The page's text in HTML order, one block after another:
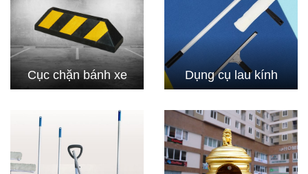
Cục chặn bánh xe Dụng cụ lau kính